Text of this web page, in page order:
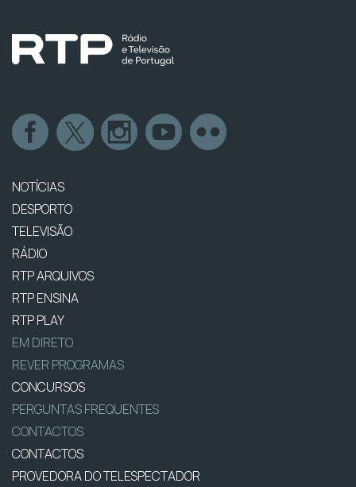
NOTÍCIAS
DESPORTO
TELEVISÃO
RÁDIO
RTP ARQUIVOS
RTP ENSINA
RTP PLAY
EM DIRETO
REVER PROGRAMAS
CONCURSOS
PERGUNTAS FREQUENTES
CONTACTOS
CONTACTOS
PROVEDORA DO TELESPECTADOR